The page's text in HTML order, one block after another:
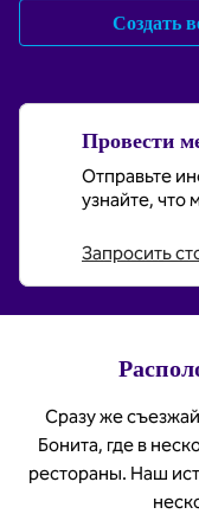
Создать
Провести
Отправьте
узнайте,
Запросить
Сразу же
Бонита, где в
рестораны. Наш